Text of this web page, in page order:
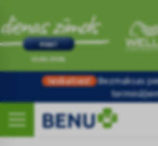
Ieskaties! Bezmaksas